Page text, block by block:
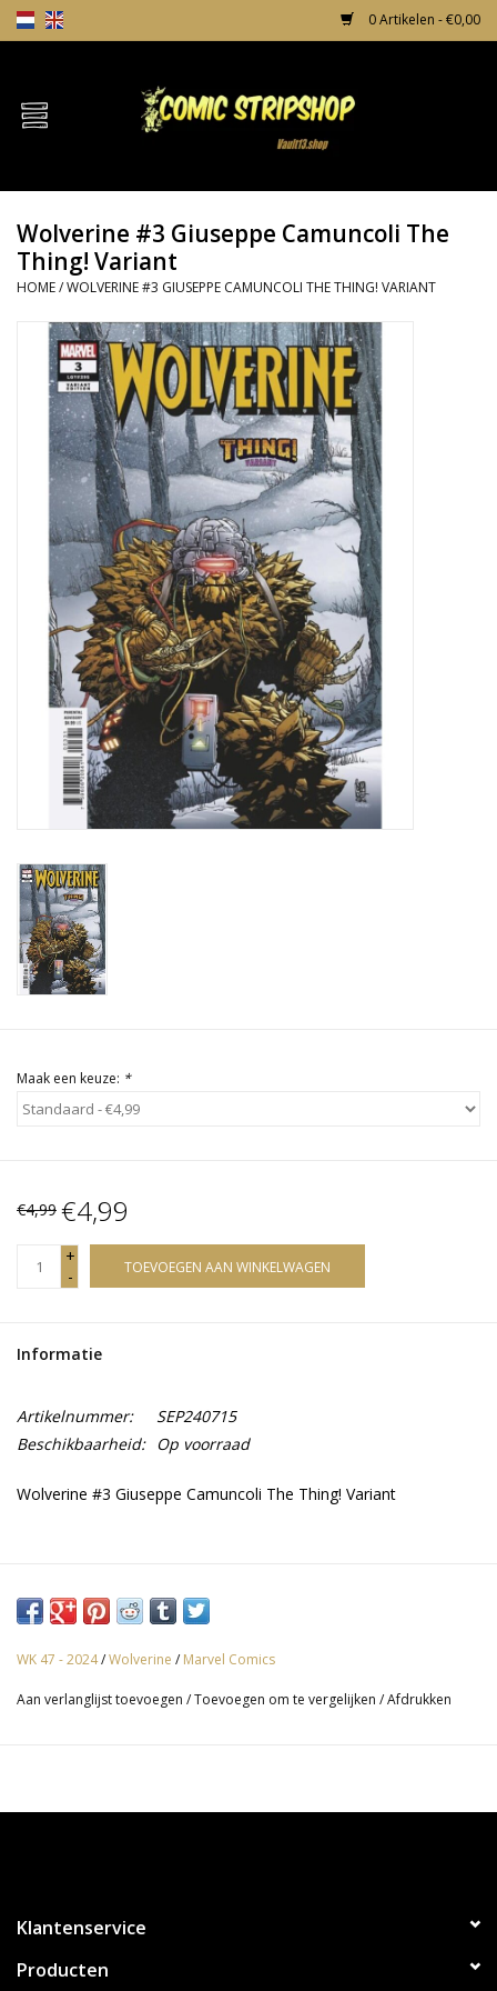
0 Artikelen - €0,00
Home
TPB's
Incentives
Comic Protection
News
Wolverine #3 Giuseppe Camuncoli The
Thing! Variant
HOME/WOLVERINE #3 GIUSEPPE CAMUNCOLI THE THING! VARIANT
Maak een keuze: *
€4,99 €4,99
+
-
TOEVOEGEN AAN WINKELWAGEN
Informatie
Artikelnummer:
SEP240715
Beschikbaarheid: Op voorraad
Wolverine #3 Giuseppe Camuncoli The Thing! Variant
WK 47 - 2024/Wolverine / Marvel Comics
Aan verlanglijst toevoegen /Toevoegen om te vergelijken /Afdrukken
Klantenservice
Producten